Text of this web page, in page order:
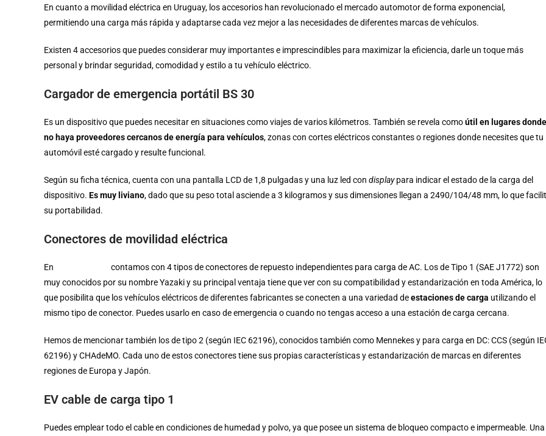
En cuanto a movilidad eléctrica en Uruguay, los accesorios han revolucionado el mercado automotor de forma exponencial,
permitiendo una carga más rápida y adaptarse cada vez mejor a las necesidades de diferentes marcas de vehículos.
Existen 4 accesorios que puedes considerar muy importantes e imprescindibles para maximizar la eficiencia, darle un toque más
personal y brindar seguridad, comodidad y estilo a tu vehículo eléctrico.
Cargador de emergencia portátil BS 30
Es un dispositivo que puedes necesitar en situaciones como viajes de varios kilómetros. También se revela comoútil en lugares donde
no haya proveedores cercanos de energía para vehículos, zonas con cortes eléctricos constantes o regiones donde necesites que tu
automóvil esté cargado y resulte funcional.
Según su ficha técnica, cuenta con una pantalla LCD de 1,8 pulgadas y una luz led con displaypara indicar el estado de la carga del
dispositivo. Es muy liviano, dado que su peso total asciende a 3 kilogramos y sus dimensiones llegan a 2490/104/48 mm, lo que
su portabilidad.
Conectores de movilidad eléctrica
En
contamos con 4 tipos de conectores de repuesto independientes para carga de AC. Los de Tipo 1 (SAE J1772) son
muy conocidos por su nombre Yazaki y su principal ventaja tiene que ver con su compatibilidad y estandarización en toda América, lo
que posibilita que los vehículos eléctricos de diferentes fabricantes se conecten a una variedad deestaciones de carga utilizando el
mismo tipo de conector. Puedes usarlo en caso de emergencia o cuando no tengas acceso a una estación de carga cercana.
Hemos de mencionar también los de tipo 2 (según IEC 62196), conocidos también como Mennekes y para carga en DC: CCS (según
62196) y CHAdeMO. Cada uno de estos conectores tiene sus propias características y estandarización de marcas en diferentes
regiones de Europa y Japón.
EV cable de carga tipo 1
Puedes emplear todo el cable en condiciones de humedad y polvo, ya que posee un sistema de bloqueo compacto e impermeable. Una